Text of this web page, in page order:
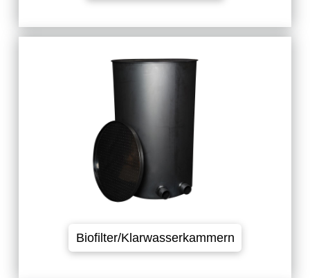
Mit unseren Biofiltern sorgen Sie
für die nötige Biologie an Ihrer
Teichanlage (3% bis 10%
Wasservolumens).
Biofilter/Klarwasserkammern